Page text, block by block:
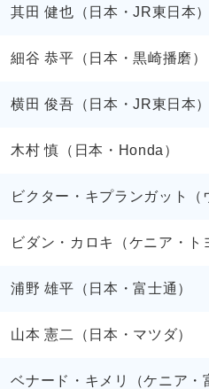
其田 健也（日本・JR東日本）
細谷 恭平（日本・黒崎播磨）
横田 俊吾（日本・JR東日本）
木村 慎（日本・Honda）
ビクター・キプランガット（
ビダン・カロキ（ケニア・ト
浦野 雄平（日本・富士通）
山本 憲二（日本・マツダ）
ベナード・キメリ（ケニア・